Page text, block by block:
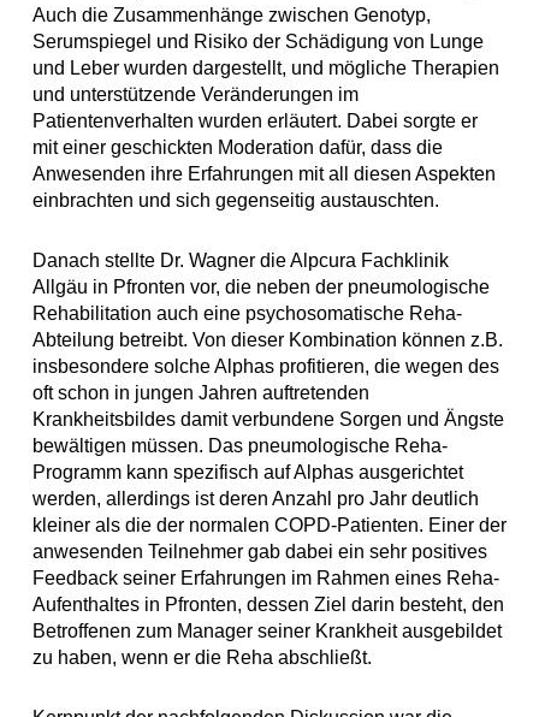
Auch die Zusammenhänge zwischen Genotyp,
Serumspiegel und Risiko der Schädigung von Lunge
und Leber wurden dargestellt, und mögliche Therapien
und unterstützende Veränderungen im
Patientenverhalten wurden erläutert. Dabei sorgte er
mit einer geschickten Moderation dafür, dass die
Anwesenden ihre Erfahrungen mit all diesen Aspekten
einbrachten und sich gegenseitig austauschten.
Danach stellte Dr. Wagner die Alpcura Fachklinik
Allgäu in Pfronten vor, die neben der pneumologische
Rehabilitation auch eine psychosomatische Reha-
Abteilung betreibt. Von dieser Kombination können z.B.
insbesondere solche Alphas profitieren, die wegen des
oft schon in jungen Jahren auftretenden
Krankheitsbildes damit verbundene Sorgen und Ängste
bewältigen müssen. Das pneumologische Reha-
Programm kann spezifisch auf Alphas ausgerichtet
werden, allerdings ist deren Anzahl pro Jahr deutlich
kleiner als die der normalen COPD-Patienten. Einer der
anwesenden Teilnehmer gab dabei ein sehr positives
Feedback seiner Erfahrungen im Rahmen eines Reha-
Aufenthaltes in Pfronten, dessen Ziel darin besteht, den
Betroffenen zum Manager seiner Krankheit ausgebildet
zu haben, wenn er die Reha abschließt.